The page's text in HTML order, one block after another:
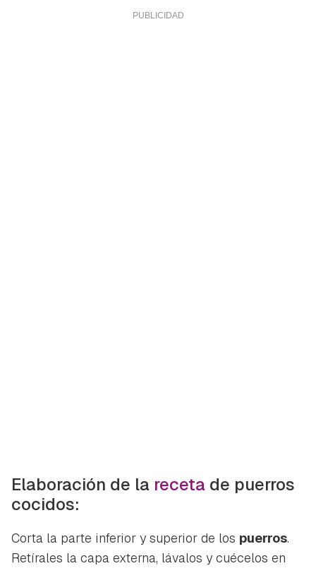
Elaboración de la receta de puerros
cocidos:
Corta la parte inferior y superior de los puerros.
Retírales la capa externa, lávalos y cuécelos en